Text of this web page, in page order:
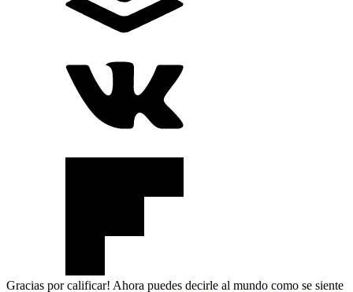
Gracias por calificar! Ahora puedes decirle al mundo como se siente